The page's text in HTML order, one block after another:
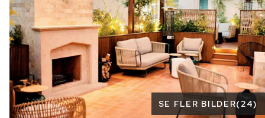
Se fler bilder
SE FLER BILDER(24)